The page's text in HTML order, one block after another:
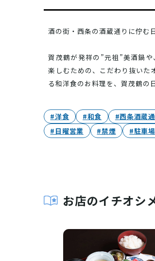
酒の街・西条の酒蔵通りに佇む
賀茂鶴が発祥の”元祖”美酒鍋
楽しむための、こだわり抜いた
る和洋食のお料理を、賀茂鶴の
#洋食 #和食 #西条酒蔵
#日曜営業
#禁煙 #駐車
お店のイチオシ